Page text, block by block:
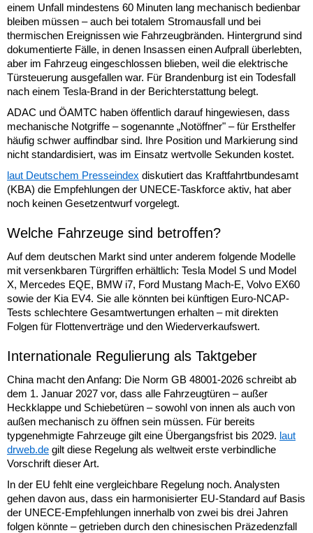
einem Unfall mindestens 60 Minuten lang mechanisch bedienbar
bleiben müssen – auch bei totalem Stromausfall und bei
thermischen Ereignissen wie Fahrzeugbränden. Hintergrund sind
dokumentierte Fälle, in denen Insassen einen Aufprall überlebten,
aber im Fahrzeug eingeschlossen blieben, weil die elektrische
Türsteuerung ausgefallen war. Für Brandenburg ist ein Todesfall
nach einem Tesla-Brand in der Berichterstattung belegt.
ADAC und ÖAMTC haben öffentlich darauf hingewiesen, dass
mechanische Notgriffe – sogenannte „Notöffner" – für Ersthelfer
häufig schwer auffindbar sind. Ihre Position und Markierung sind
nicht standardisiert, was im Einsatz wertvolle Sekunden kostet.
laut Deutschem Presseindex diskutiert das Kraftfahrtbundesamt
(KBA) die Empfehlungen der UNECE-Taskforce aktiv, hat aber
noch keinen Gesetzentwurf vorgelegt.
Welche Fahrzeuge sind betroffen?
Auf dem deutschen Markt sind unter anderem folgende Modelle
mit versenkbaren Türgriffen erhältlich: Tesla Model S und Model
X, Mercedes EQE, BMW i7, Ford Mustang Mach-E, Volvo EX60
sowie der Kia EV4. Sie alle könnten bei künftigen Euro-NCAP-
Tests schlechtere Gesamtwertungen erhalten – mit direkten
Folgen für Flottenverträge und den Wiederverkaufswert.
Internationale Regulierung als Taktgeber
China macht den Anfang: Die Norm GB 48001-2026 schreibt ab
dem 1. Januar 2027 vor, dass alle Fahrzeugtüren – außer
Heckklappe und Schiebetüren – sowohl von innen als auch von
außen mechanisch zu öffnen sein müssen. Für bereits
typgenehmigte Fahrzeuge gilt eine Übergangsfrist bis 2029. laut
drweb.de gilt diese Regelung als weltweit erste verbindliche
Vorschrift dieser Art.
In der EU fehlt eine vergleichbare Regelung noch. Analysten
gehen davon aus, dass ein harmonisierter EU-Standard auf Basis
der UNECE-Empfehlungen innerhalb von zwei bis drei Jahren
folgen könnte – getrieben durch den chinesischen Präzedenzfall